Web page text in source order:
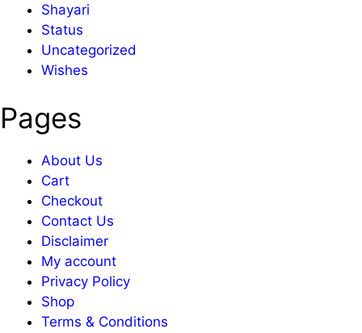
Shayari
Status
Uncategorized
Wishes
Pages
About Us
Cart
Checkout
Contact Us
Disclaimer
My account
Privacy Policy
Shop
Terms & Conditions